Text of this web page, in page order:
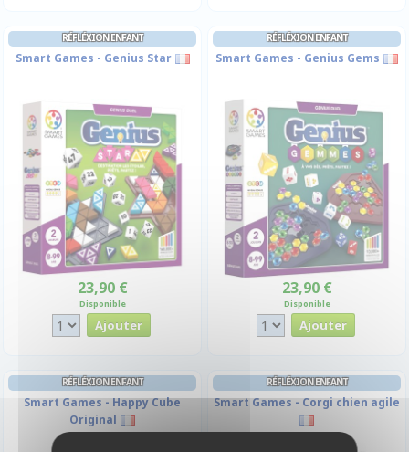
RÉFLÉXION ENFANT
Smart Games - Genius Star
23,90 €
Disponible
RÉFLÉXION ENFANT
Smart Games - Genius Gems
23,90 €
Disponible
RÉFLÉXION ENFANT
Smart Games - Happy Cube
Original
RÉFLÉXION ENFANT
Smart Games - Corgi chien agile